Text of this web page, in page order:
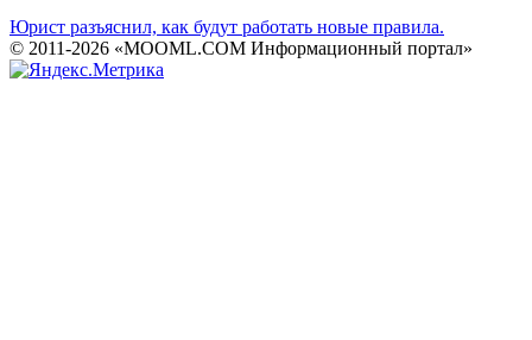
Юрист разъяснил, как будут работать новые правила.
© 2011-2026 «MOOML.COM Информационный портал»